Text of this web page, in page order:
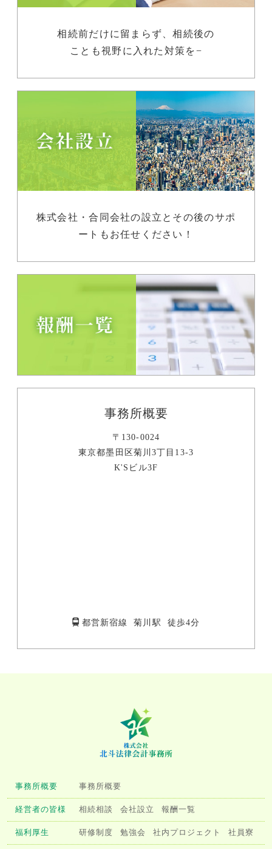
相続前だけに留まらず、相続後の
ことも視野に入れた対策を−
株式会社・合同会社の設立とその後のサポ
ートもお任せください！
事務所概要
〒130-0024
東京都墨田区菊川3丁目13-3
K'Sビル3F
都営新宿線 菊川駅 徒歩4分
事務所概要 事務所概要
経営者の皆様 相続相談 会社設立 報酬一覧
福利厚生 研修制度 勉強会 社内プロジェクト 社員寮